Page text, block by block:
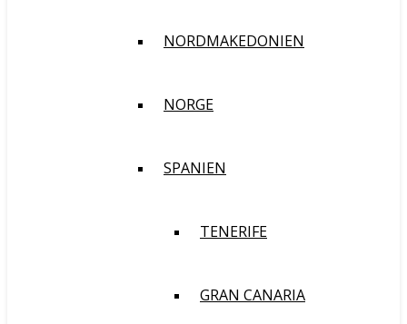
NORDMAKEDONIEN
NORGE
SPANIEN
TENERIFE
GRAN CANARIA